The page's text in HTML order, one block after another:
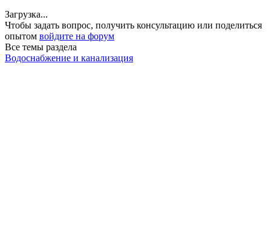
Загрузка...
Чтобы задать вопрос, получить консультацию или поделиться
опытом войдите на форум
Все темы раздела
Водоснабжение и канализация